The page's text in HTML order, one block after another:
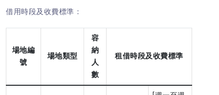
借用時段及收費標準：
場地編
號
場地類型
容
納
人
數
租借時段及收費標準